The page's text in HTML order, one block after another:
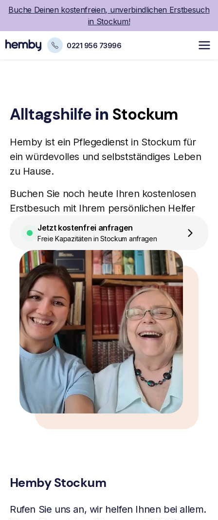
Buche Deinen kostenfreien, unverbindlichen Erstbesuch
in Stockum!
0221 956 73996
Alltagshilfe in Stockum
Hemby ist ein Pflegedienstin Stockum für
ein würdevolles und selbstständiges Leben
zu Hause.
Buchen Sie noch heute Ihren kostenlosen
Erstbesuch mit Ihrem persönlichen Helfer
Jetzt kostenfrei anfragen
Freie Kapazitäten in Stockum anfragen
Hemby Stockum
Rufen Sie uns an, wir helfen Ihnen bei allem.